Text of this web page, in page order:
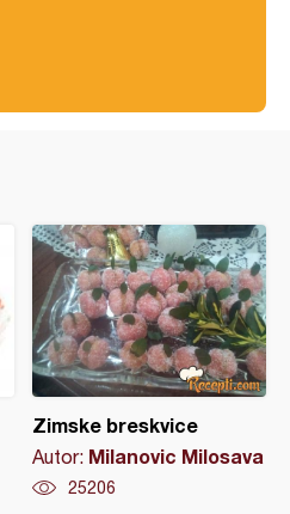
Zimske breskvice
Autor: Milanovic Milosava
25206